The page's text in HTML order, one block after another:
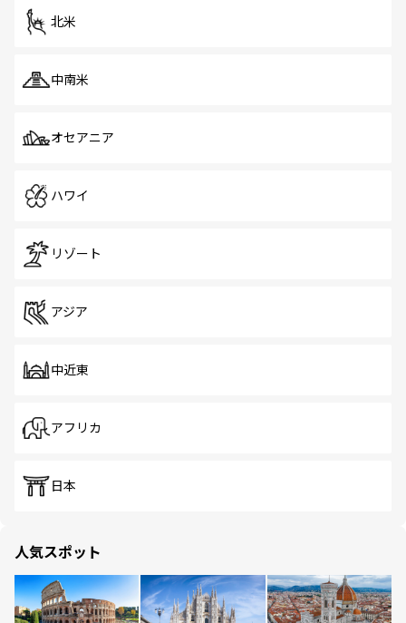
北米
中南米
オセアニア
ハワイ
リゾート
アジア
中近東
アフリカ
日本
人気スポット